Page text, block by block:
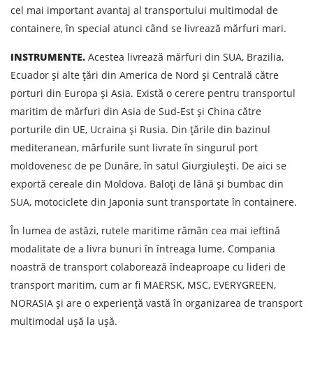
cel mai important avantaj al transportului multimodal de
containere, în special atunci când se livrează mărfuri mari.
INSTRUMENTE. Acestea livrează mărfuri din SUA, Brazilia,
Ecuador și alte țări din America de Nord și Centrală către
porturi din Europa și Asia. Există o cerere pentru transportul
maritim de mărfuri din Asia de Sud-Est și China către
porturile din UE, Ucraina și Rusia. Din țările din bazinul
mediteranean, mărfurile sunt livrate în singurul port
moldovenesc de pe Dunăre, în satul Giurgiulești. De aici se
exportă cereale din Moldova. Baloți de lână și bumbac din
SUA, motociclete din Japonia sunt transportate în containere.
În lumea de astăzi, rutele maritime rămân cea mai ieftină
modalitate de a livra bunuri în întreaga lume. Compania
noastră de transport colaborează îndeaproape cu lideri de
transport maritim, cum ar fi MAERSK, MSC, EVERYGREEN,
NORASIA și are o experiență vastă în organizarea de transport
multimodal ușă la ușă.